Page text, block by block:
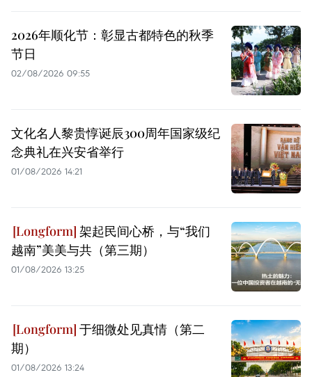
2026年顺化节：彰显古都特色的秋季
节日
02/08/2026 09:55
文化名人黎贵惇诞辰300周年国家级纪
念典礼在兴安省举行
01/08/2026 14:21
架起民间心桥，与“我们
越南”美美与共（第三期）
01/08/2026 13:25
于细微处见真情（第二
期）
01/08/2026 13:24